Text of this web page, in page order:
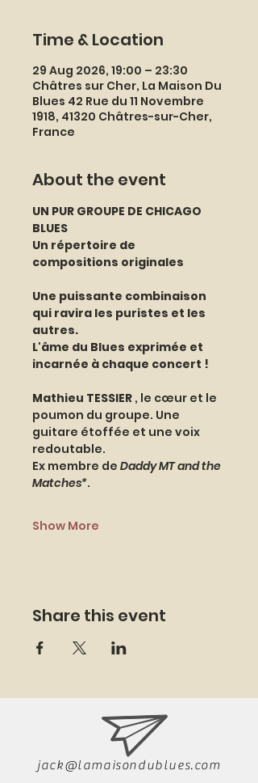
Time & Location
29 Aug 2026, 19:00 – 23:30
Châtres sur Cher, La Maison Du
Blues 42 Rue du 11 Novembre
1918, 41320 Châtres-sur-Cher,
France
About the event
UN PUR GROUPE DE CHICAGO
BLUES
Un répertoire de
compositions originales
Une puissante combinaison
qui ravira les puristes et les
autres.
L'âme du Blues exprimée et
incarnée à chaque concert !
Mathieu TESSIER , le cœur et le
poumon du groupe. Une
guitare étoffée et une voix
redoutable.
Ex membre de Daddy MT and the
Matches*.
Show More
Share this event
jack@lamaisondublues.com